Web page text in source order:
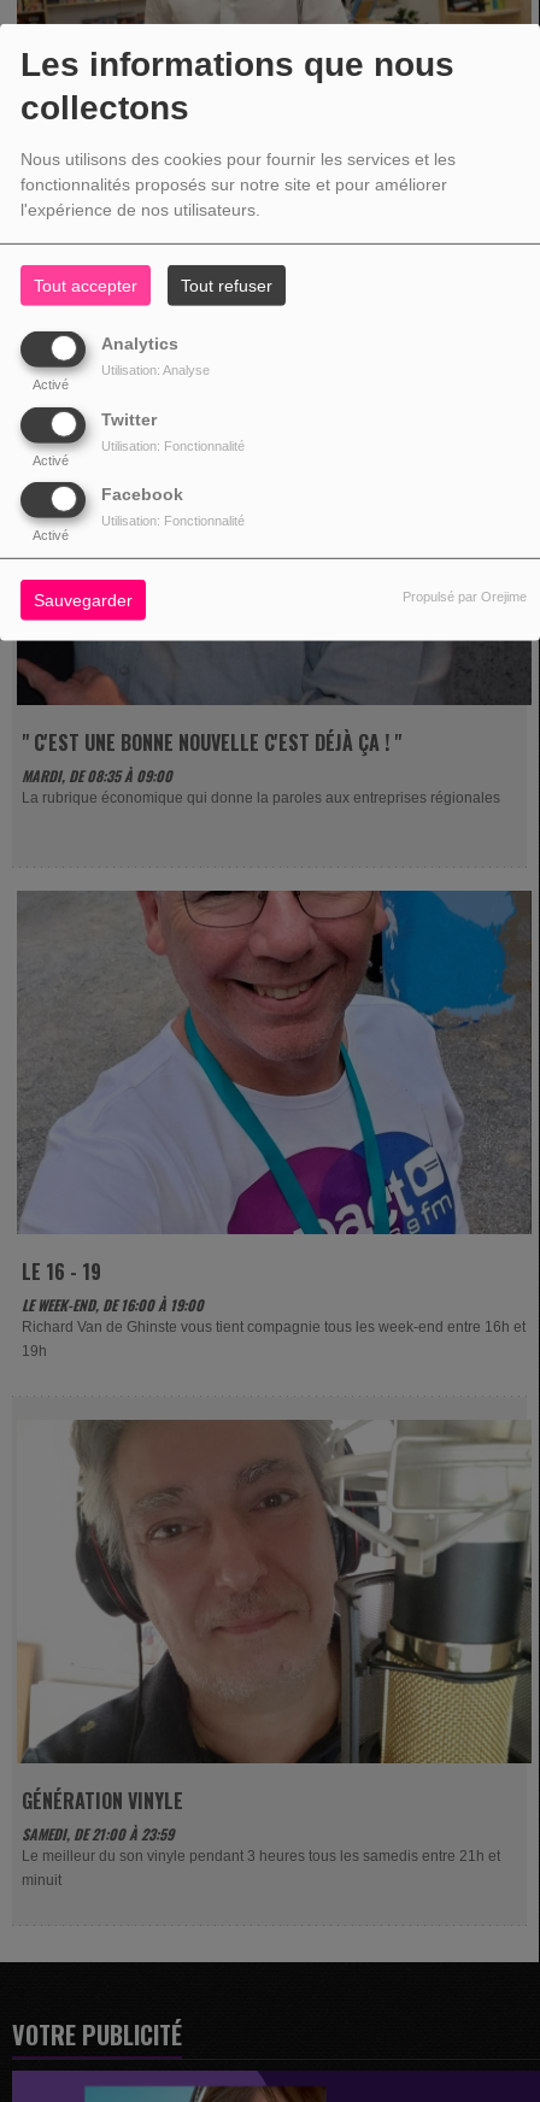
Les informations que nous
collectons
Nous utilisons des cookies pour fournir les services et les
fonctionnalités proposés sur notre site et pour améliorer
l'expérience de nos utilisateurs.
Tout accepter Tout refuser
Analytics
Activé
Utilisation: Analyse
Twitter
Activé
Utilisation: Fonctionnalité
Facebook
Activé
Utilisation: Fonctionnalité
Sauvegarder Propulsé par Orejime
LIVRES
LUNDI, DE 07:50 À 07:55
Un lundi sur deux, Maxime Janssens vous présente les livres de la semaine
" C'EST UNE BONNE NOUVELLE C'EST DÉJÀ ÇA ! "
MARDI, DE 08:35 À 09:00
La rubrique économique qui donne la paroles aux entreprises régionales
LE 16 - 19
LE WEEK-END, DE 16:00 À 19:00
Richard Van de Ghinste vous tient compagnie tous les week-end entre 16h et
19h
GÉNÉRATION VINYLE
SAMEDI, DE 21:00 À 23:59
Le meilleur du son vinyle pendant 3 heures tous les samedis entre 21h et
minuit
VOTRE PUBLICITÉ